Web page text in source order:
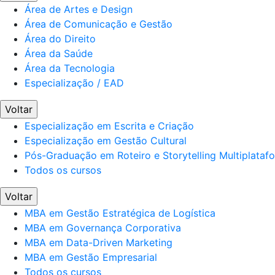
Área de Artes e Design
Área de Comunicação e Gestão
Área do Direito
Área da Saúde
Área da Tecnologia
Especialização / EAD
Voltar
Especialização em Escrita e Criação
Especialização em Gestão Cultural
Pós-Graduação em Roteiro e Storytelling
Todos os cursos
Voltar
MBA em Gestão Estratégica de Logística
MBA em Governança Corporativa
MBA em Data-Driven Marketing
MBA em Gestão Empresarial
Todos os cursos